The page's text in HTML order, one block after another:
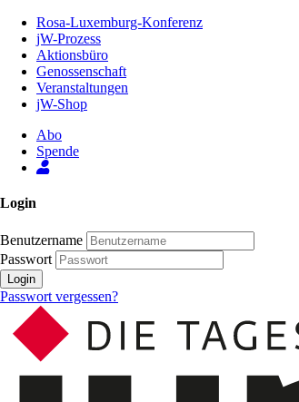
Inhalt
Seite
Rosa-Luxemburg-Konferenz
jW-Prozess
Aktionsbüro
Genossenschaft
Veranstaltungen
jW-Shop
Abo
Spende
Login
Benutzername
Passwort
Login
Passwort vergessen?